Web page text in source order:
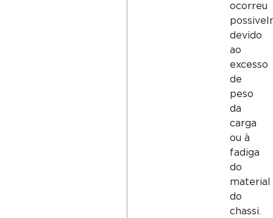
ocorreu
devido
ao
excesso
de
peso
da
carga
ou à
fadiga
do
material
do
chassi.